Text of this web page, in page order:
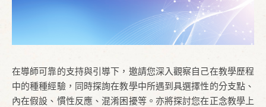
在導師可靠的支持與引導下，邀請您深入觀察自己在教學歷程
中的種種經驗，同時探詢在教學中所遇到具選擇性的分支點、
內在假設、慣性反應、混淆困擾等。亦將探討您在正念教學上